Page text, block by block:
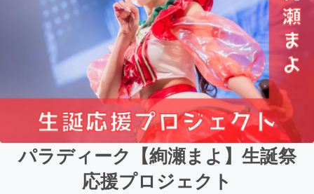
パラディーク【絢瀬まよ】生誕祭
応援プロジェクト